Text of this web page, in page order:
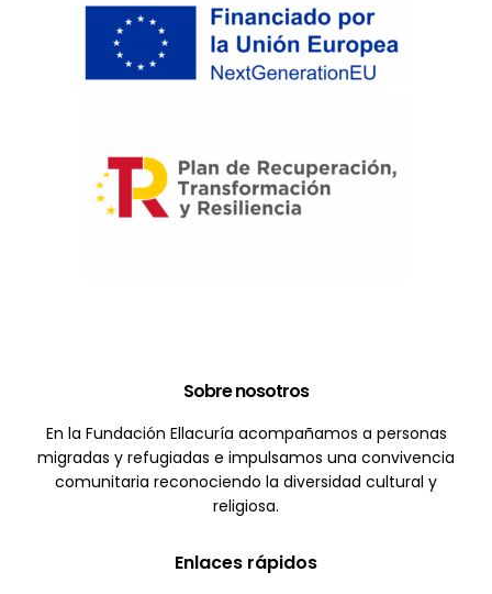
Sobre nosotros
En la Fundación Ellacuría acompañamos a personas
migradas y refugiadas e impulsamos una convivencia
comunitaria reconociendo la diversidad cultural y
religiosa.
Enlaces rápidos